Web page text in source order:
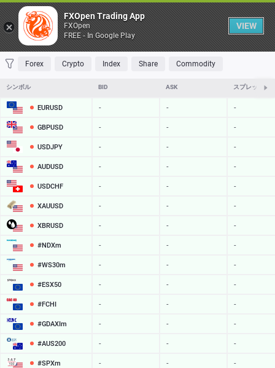
Table
FAVORITES MOST TRADED TOP RISERS TOP FALLERS MOST
Forex Crypto Index Share Commodity
シンボル BID ASK スプレッド
EURUSD - - -
GBPUSD - - -
USDJPY - - -
AUDUSD - - -
USDCHF - - -
XAUUSD - - -
XBRUSD - - -
#NDXm - - -
#WS30m - - -
#ESX50 - - -
#FCHI - - -
#GDAXIm - - -
#AUS200 - - -
#SPXm - - -
FXOpen Trading App
FXOpen
FREE - In Google Play
VIEW